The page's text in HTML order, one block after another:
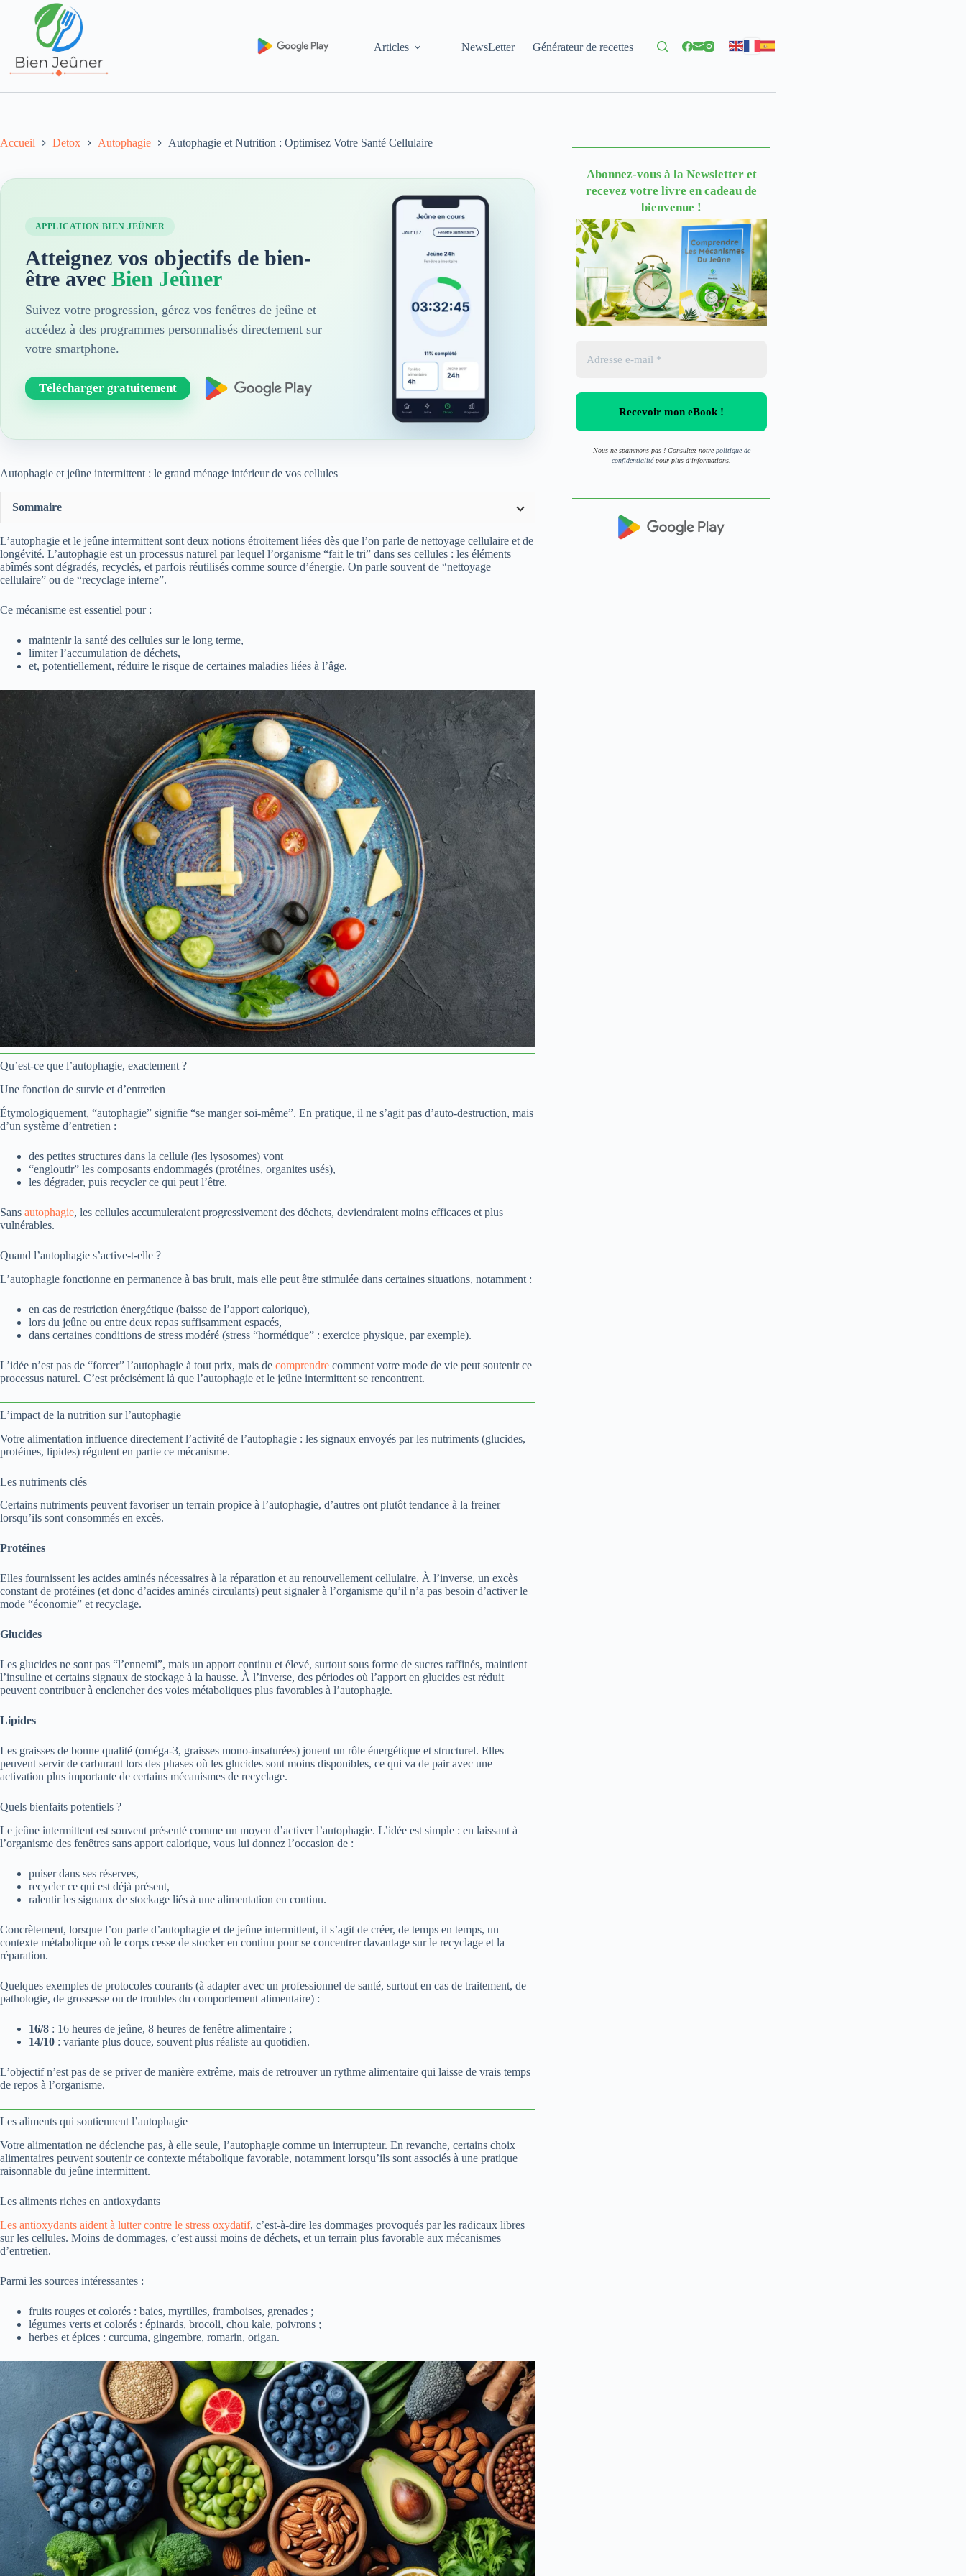
Articles NewsLetter Générateur de recettes
Accueil Detox Autophagie Autophagie et Nutrition : Optimisez Votre Santé Cellulaire
APPLICATION BIEN JEÛNER
Atteignez vos objectifs de bien-
être avec Bien Jeûner
Suivez votre progression, gérez vos fenêtres de jeûne et
accédez à des programmes personnalisés directement sur
votre smartphone.
Télécharger gratuitement
Autophagie et jeûne intermittent : le grand ménage intérieur de vos cellules
Sommaire
L’autophagie et le jeûne intermittent sont deux notions étroitement liées dès que l’on parle de nettoyage cellulaire et de
longévité. L’autophagie est un processus naturel par lequel l’organisme “fait le tri” dans ses cellules : les éléments
abîmés sont dégradés, recyclés, et parfois réutilisés comme source d’énergie. On parle souvent de “nettoyage
cellulaire” ou de “recyclage interne”.
Ce mécanisme est essentiel pour :
maintenir la santé des cellules sur le long terme,
limiter l’accumulation de déchets,
et, potentiellement, réduire le risque de certaines maladies liées à l’âge.
Qu’est-ce que l’autophagie, exactement ?
Une fonction de survie et d’entretien
Étymologiquement, “autophagie” signifie “se manger soi-même”. En pratique, il ne s’agit pas d’auto-destruction, mais
d’un système d’entretien :
des petites structures dans la cellule (les lysosomes) vont
“engloutir” les composants endommagés (protéines, organites usés),
les dégrader, puis recycler ce qui peut l’être.
Sans autophagie, les cellules accumuleraient progressivement des déchets, deviendraient moins efficaces et plus
vulnérables.
Quand l’autophagie s’active-t-elle ?
L’autophagie fonctionne en permanence à bas bruit, mais elle peut être stimulée dans certaines situations, notamment :
en cas de restriction énergétique (baisse de l’apport calorique),
lors du jeûne ou entre deux repas suffisamment espacés,
dans certaines conditions de stress modéré (stress “hormétique” : exercice physique, par exemple).
L’idée n’est pas de “forcer” l’autophagie à tout prix, mais de comprendre comment votre mode de vie peut soutenir ce
processus naturel. C’est précisément là que l’autophagie et le jeûne intermittent se rencontrent.
L’impact de la nutrition sur l’autophagie
Votre alimentation influence directement l’activité de l’autophagie : les signaux envoyés par les nutriments (glucides,
protéines, lipides) régulent en partie ce mécanisme.
Les nutriments clés
Certains nutriments peuvent favoriser un terrain propice à l’autophagie, d’autres ont plutôt tendance à la freiner
lorsqu’ils sont consommés en excès.
Protéines
Elles fournissent les acides aminés nécessaires à la réparation et au renouvellement cellulaire. À l’inverse, un excès
constant de protéines (et donc d’acides aminés circulants) peut signaler à l’organisme qu’il n’a pas besoin d’activer le
mode “économie” et recyclage.
Glucides
Les glucides ne sont pas “l’ennemi”, mais un apport continu et élevé, surtout sous forme de sucres raffinés, maintient
l’insuline et certains signaux de stockage à la hausse. À l’inverse, des périodes où l’apport en glucides est réduit
peuvent contribuer à enclencher des voies métaboliques plus favorables à l’autophagie.
Lipides
Les graisses de bonne qualité (oméga-3, graisses mono-insaturées) jouent un rôle énergétique et structurel. Elles
peuvent servir de carburant lors des phases où les glucides sont moins disponibles, ce qui va de pair avec une
activation plus importante de certains mécanismes de recyclage.
Quels bienfaits potentiels ?
Le jeûne intermittent est souvent présenté comme un moyen d’activer l’autophagie. L’idée est simple : en laissant à
l’organisme des fenêtres sans apport calorique, vous lui donnez l’occasion de :
puiser dans ses réserves,
recycler ce qui est déjà présent,
ralentir les signaux de stockage liés à une alimentation en continu.
Concrètement, lorsque l’on parle d’autophagie et de jeûne intermittent, il s’agit de créer, de temps en temps, un
contexte métabolique où le corps cesse de stocker en continu pour se concentrer davantage sur le recyclage et la
réparation.
Quelques exemples de protocoles courants (à adapter avec un professionnel de santé, surtout en cas de traitement, de
pathologie, de grossesse ou de troubles du comportement alimentaire) :
16/8 : 16 heures de jeûne, 8 heures de fenêtre alimentaire ;
14/10 : variante plus douce, souvent plus réaliste au quotidien.
L’objectif n’est pas de se priver de manière extrême, mais de retrouver un rythme alimentaire qui laisse de vrais temps
de repos à l’organisme.
Les aliments qui soutiennent l’autophagie
Votre alimentation ne déclenche pas, à elle seule, l’autophagie comme un interrupteur. En revanche, certains choix
alimentaires peuvent soutenir ce contexte métabolique favorable, notamment lorsqu’ils sont associés à une pratique
raisonnable du jeûne intermittent.
Les aliments riches en antioxydants
Les antioxydants aident à lutter contre le stress oxydatif, c’est-à-dire les dommages provoqués par les radicaux libres
sur les cellules. Moins de dommages, c’est aussi moins de déchets, et un terrain plus favorable aux mécanismes
d’entretien.
Parmi les sources intéressantes :
fruits rouges et colorés : baies, myrtilles, framboises, grenades ;
légumes verts et colorés : épinards, brocoli, chou kale, poivrons ;
herbes et épices : curcuma, gingembre, romarin, origan.
Abonnez-vous à la Newsletteret
recevez votre livre en cadeau de
bienvenue !
Nous ne spammons pas ! Consultez notre politique de
confidentialité pour plus d’informations.